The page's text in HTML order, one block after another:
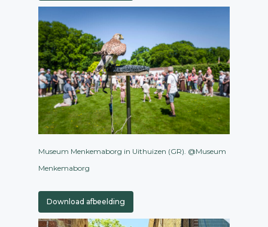
Museum Menkemaborg in Uithuizen (GR). @Museum
Menkemaborg
Download afbeelding